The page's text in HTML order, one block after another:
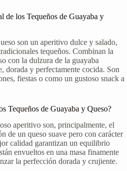
de los Tequeños de Guayaba y
son un aperitivo dulce y salado,
tequeños. Combinan la
con la dulzura de la guayaba
dorada y perfectamente cocida. Son
fiestas o como un gustoso snack a
Tequeños de Guayaba y Queso?
aperitivo son, principalmente, el
de un queso suave pero con carácter
calidad garantizan un equilibrio
envueltos en una masa finamente
la perfección dorada y crujiente.